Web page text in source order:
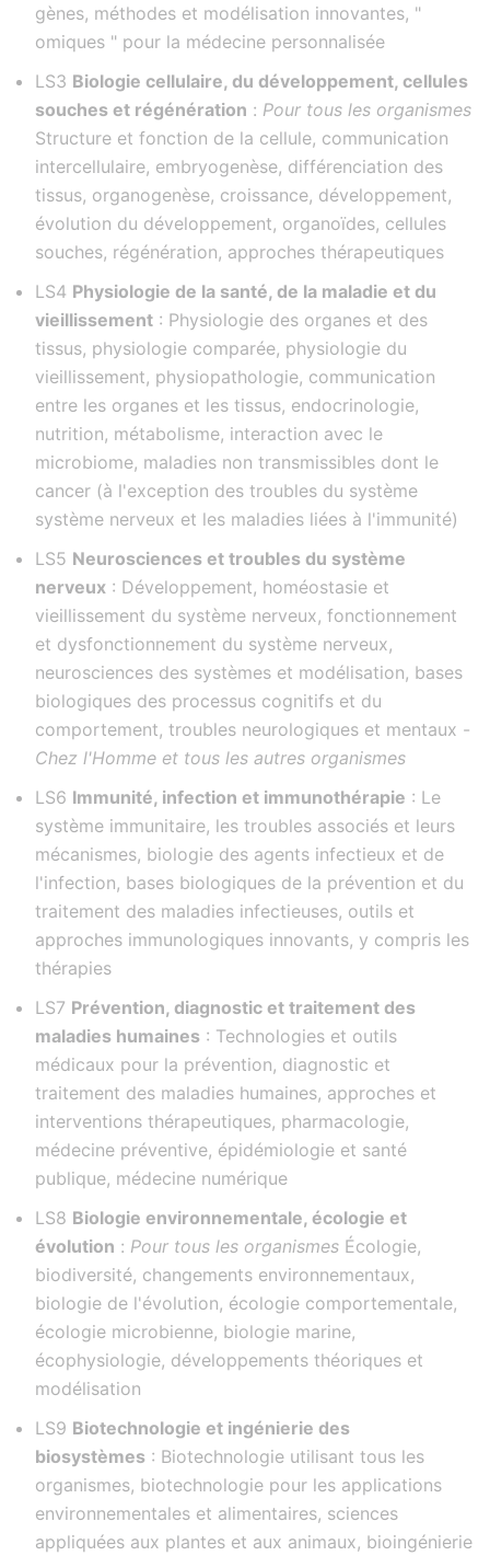
gènes, méthodes et modélisation innovantes, "
omiques " pour la médecine personnalisée
LS3 Biologie cellulaire, du développement, cellules
souches et régénération : Pour tous les organismes
Structure et fonction de la cellule, communication
intercellulaire, embryogenèse, différenciation des
tissus, organogenèse, croissance, développement,
évolution du développement, organoïdes, cellules
souches, régénération, approches thérapeutiques
LS4 Physiologie de la santé, de la maladie et du
vieillissement : Physiologie des organes et des
tissus, physiologie comparée, physiologie du
vieillissement, physiopathologie, communication
entre les organes et les tissus, endocrinologie,
nutrition, métabolisme, interaction avec le
microbiome, maladies non transmissibles dont le
cancer (à l'exception des troubles du système
système nerveux et les maladies liées à l'immunité)
LS5 Neurosciences et troubles du système
nerveux : Développement, homéostasie et
vieillissement du système nerveux, fonctionnement
et dysfonctionnement du système nerveux,
neurosciences des systèmes et modélisation, bases
biologiques des processus cognitifs et du
comportement, troubles neurologiques et mentaux -
Chez l'Homme et tous les autres organismes
LS6 Immunité, infection et immunothérapie : Le
système immunitaire, les troubles associés et leurs
mécanismes, biologie des agents infectieux et de
l'infection, bases biologiques de la prévention et du
traitement des maladies infectieuses, outils et
approches immunologiques innovants, y compris les
thérapies
LS7 Prévention, diagnostic et traitement des
maladies humaines : Technologies et outils
médicaux pour la prévention, diagnostic et
traitement des maladies humaines, approches et
interventions thérapeutiques, pharmacologie,
médecine préventive, épidémiologie et santé
publique, médecine numérique
LS8 Biologie environnementale, écologie et
évolution : Pour tous les organismes Écologie,
biodiversité, changements environnementaux,
biologie de l'évolution, écologie comportementale,
écologie microbienne, biologie marine,
écophysiologie, développements théoriques et
modélisation
LS9 Biotechnologie et ingénierie des
biosystèmes : Biotechnologie utilisant tous les
organismes, biotechnologie pour les applications
environnementales et alimentaires, sciences
appliquées aux plantes et aux animaux, bioingénierie